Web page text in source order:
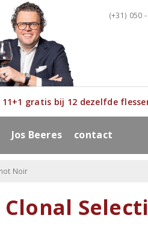
(+31) 050
11+1 gratis bij 12 dezelfde
Jos Beeres contact
Noir